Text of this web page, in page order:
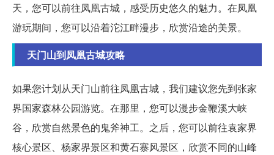
天，您可以前往凤凰古城，感受历史悠久的魅力。在凤凰
游玩期间，您可以沿着沱江畔漫步，欣赏沿途的美景。
天门山到凤凰古城攻略
如果您计划从天门山前往凤凰古城，我们建议您先到张家
界国家森林公园游览。在那里，您可以漫步金鞭溪大峡
谷，欣赏自然景色的鬼斧神工。之后，您可以前往袁家界
核心景区、杨家界景区和黄石寨风景区，欣赏不同的山峰